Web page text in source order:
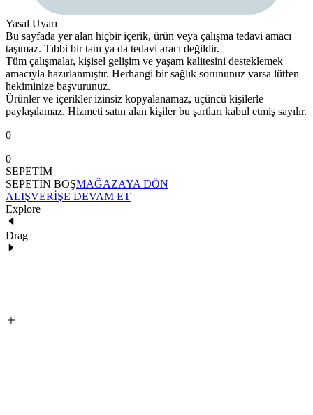
Yasal Uyarı
Bu sayfada yer alan hiçbir içerik, ürün veya çalışma tedavi amacı
taşımaz. Tıbbi bir tanı ya da tedavi aracı değildir.
Tüm çalışmalar, kişisel gelişim ve yaşam kalitesini desteklemek
amacıyla hazırlanmıştır. Herhangi bir sağlık sorununuz varsa lütfen
hekiminize başvurunuz.
Ürünler ve içerikler izinsiz kopyalanamaz, üçüncü kişilerle
paylaşılamaz. Hizmeti satın alan kişiler bu şartları kabul etmiş sayılır.
0
0
SEPETİM
SEPETİN BOŞMAĞAZAYA DÖN
ALIŞVERİŞE DEVAM ET
Explore
Drag